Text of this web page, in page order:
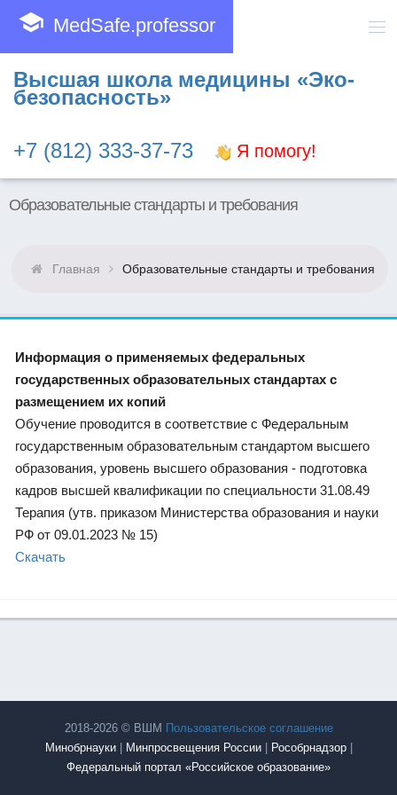
school MedSafe.professor
Высшая школа медицины «Эко-
безопасность»
+7 (812) 333-37-73 Я помогу!
Образовательные стандарты и требования
Главная Образовательные стандарты и требования
Информация о применяемых федеральных
государственных образовательных стандартах с
размещением их копий
Обучение проводится в соответствие с Федеральным
государственным образовательным стандартом высшего
образования, уровень высшего образования - подготовка
кадров высшей квалификации по специальности 31.08.49
Терапия (утв. приказом Министерства образования и науки
РФ от 09.01.2023 № 15)
Скачать
2018-2026 © ВШМ Пользовательское соглашение
Минобрнауки| Минпросвещения России| Рособрнадзор|
Федеральный портал «Российское образование»